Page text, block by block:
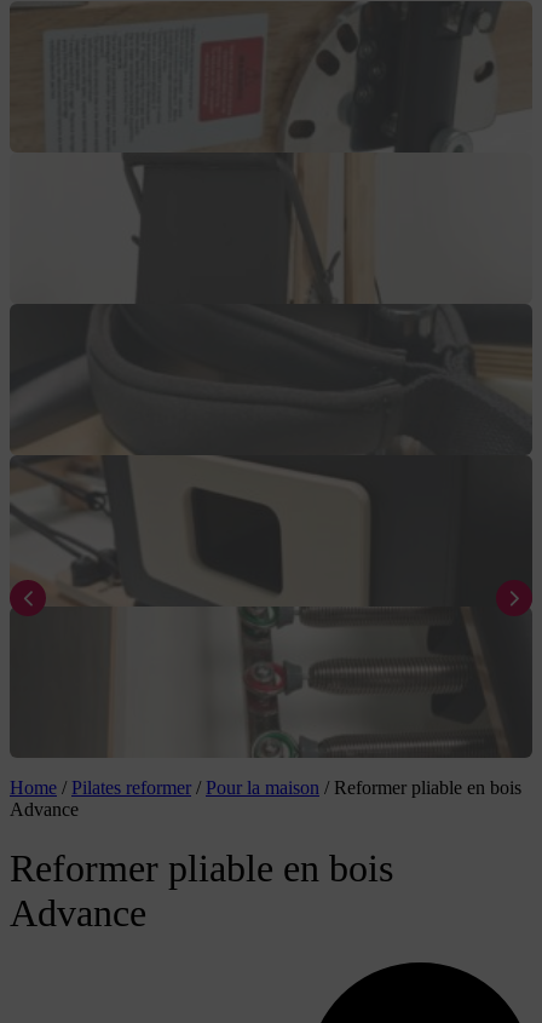
Home / Pilates reformer / Pour la maison / Reformer pliable en bois
Advance
Reformer pliable en bois
Advance